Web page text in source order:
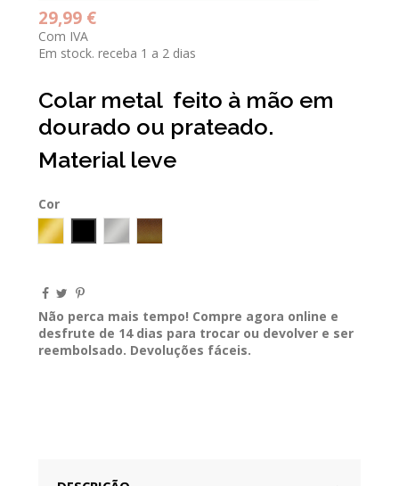
29,99 €
Com IVA
Em stock. receba 1 a 2 dias
Colar metal feito à mão em
dourado ou prateado.
Material leve
Cor
GOLD
Preto Prateadobronze
Não perca mais tempo! Compre agora online e
desfrute de 14 dias para trocar ou devolver e ser
reembolsado. Devoluções fáceis.